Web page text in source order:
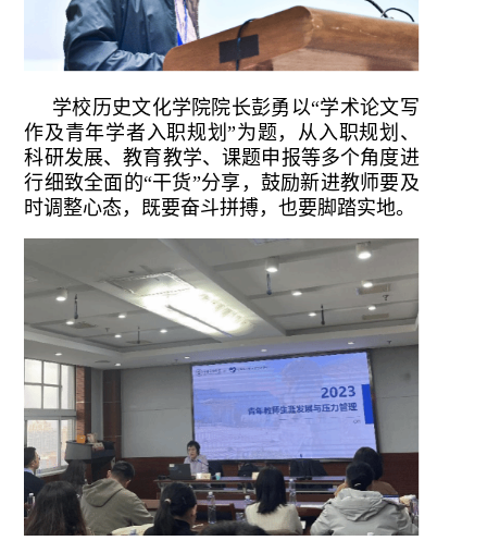
学校历史文化学院院长彭勇以“学术论文写
作及青年学者入职规划”为题，从入职规划、
科研发展、教育教学、课题申报等多个角度进
行细致全面的“干货”分享，鼓励新进教师要及
时调整心态，既要奋斗拼搏，也要脚踏实地。